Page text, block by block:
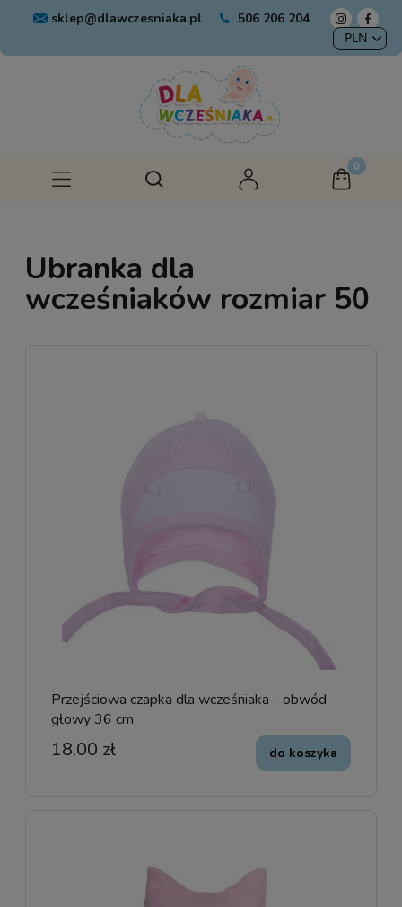
sklep@dlawczesniaka.pl 506 206 204
Ubranka dla
wcześniaków rozmiar 50
Przejściowa czapka dla wcześniaka - obwód
głowy 36 cm
18,00 zł do koszyka